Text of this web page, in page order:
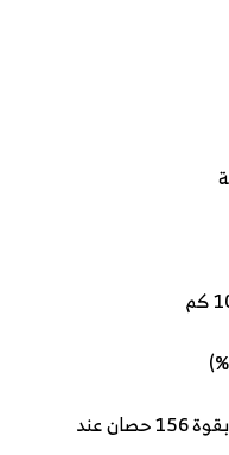
محرك 1.5T SQRH4J15 (دورة ميلر) بقوة 156 حصان عند